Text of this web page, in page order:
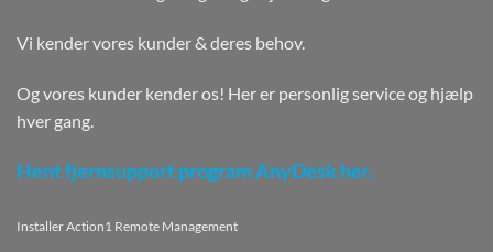
Vi kender vores kunder & deres behov.
Og vores kunder kender os! Her er personlig service og hjælp
hver gang.
Hent fjernsupport program AnyDesk her.
Installer Action1 Remote Management